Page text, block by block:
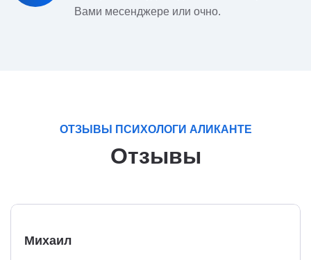
Вами месенджере или очно.
ОТЗЫВЫ ПСИХОЛОГИ АЛИКАНТЕ
Отзывы
Михаил